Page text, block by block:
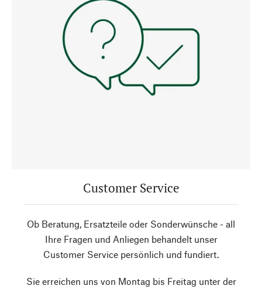
Customer Service
Ob Beratung, Ersatzteile oder Sonderwünsche - all
Ihre Fragen und Anliegen behandelt unser
Customer Service persönlich und fundiert.
Sie erreichen uns von Montag bis Freitag unter der